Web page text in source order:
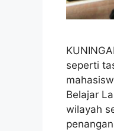
seperti
Belajar
wilayah